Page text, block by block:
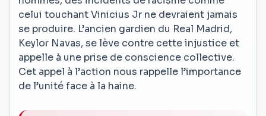
celui touchant Vinicius Jr ne devraient jamais
se produire. L’ancien gardien du Real Madrid,
Keylor Navas, se lève contre cette injustice et
appelle à une prise de conscience collective.
Cet appel à l’action nous rappelle l’importance
de l’unité face à la haine.